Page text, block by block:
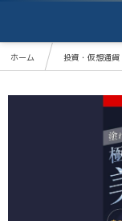
ホーム 投資・仮想通貨